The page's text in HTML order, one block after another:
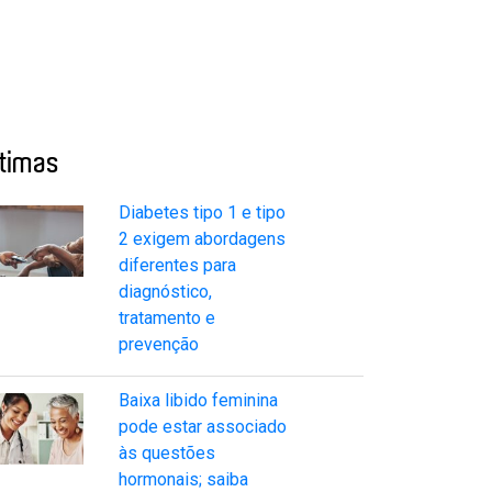
Diabetes tipo 1 e tipo
2 exigem abordagens
diferentes para
diagnóstico,
tratamento e
prevenção
Baixa libido feminina
pode estar associado
às questões
hormonais; saiba